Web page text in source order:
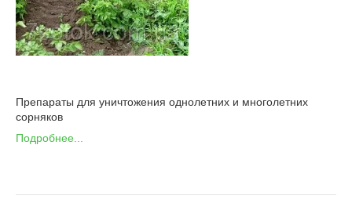
Препараты для уничтожения однолетних и многолетних
сорняков
Подробнее...